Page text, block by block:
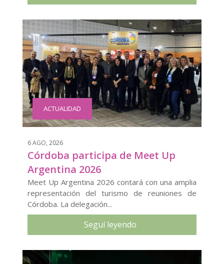
ACTUALIDAD
6 AGO, 2026
Córdoba participa de Meet Up
Argentina 2026
Meet Up Argentina 2026 contará con una amplia
representación del turismo de reuniones de
Córdoba. La delegación...
Seguí leyendo